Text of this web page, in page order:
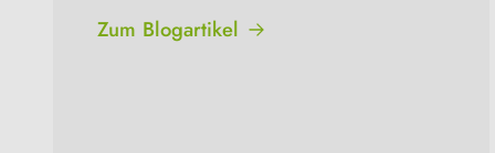
Zum Blogartikel